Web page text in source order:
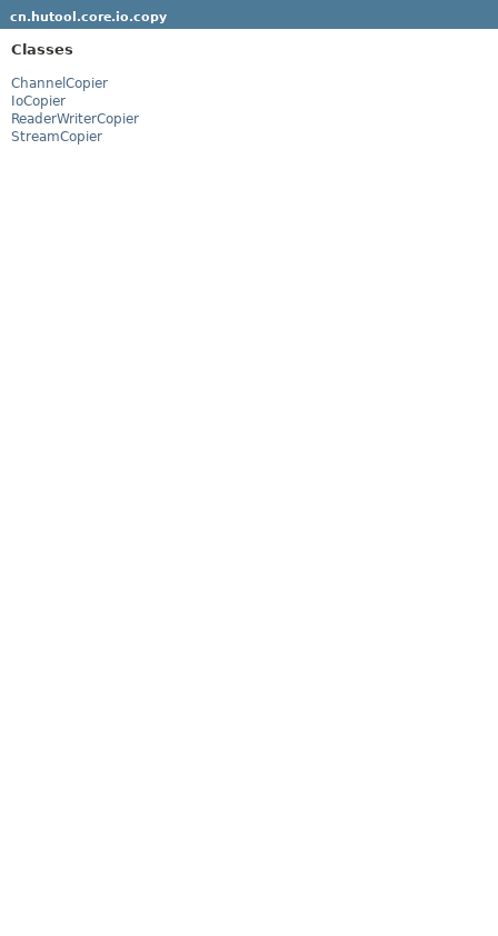
cn.hutool.core.io.copy
Classes
ChannelCopier
IoCopier
ReaderWriterCopier
StreamCopier